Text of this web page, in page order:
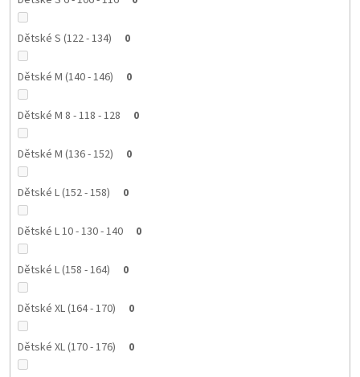
Dětské S (122 - 134) 0
Dětské M (140 - 146) 0
Dětské M 8 - 118 - 128 0
Dětské M (136 - 152) 0
Dětské L (152 - 158) 0
Dětské L 10 - 130 - 140 0
Dětské L (158 - 164) 0
Dětské XL (164 - 170) 0
Dětské XL (170 - 176) 0